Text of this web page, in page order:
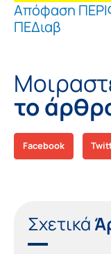
Απόφαση
ΠΕΔιαβ
το
Facebook
Σχετικά